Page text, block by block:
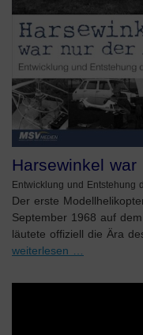
Harsewinkel
Entwicklung und Entstehung
Der erste
September 1968 auf
läutete offiziell die Ära
weiterlesen …